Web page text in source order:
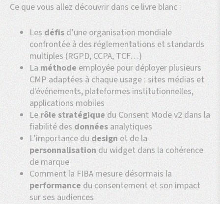
Ce que vous allez découvrir dans ce livre blanc :
Les défis d’une organisation mondiale
confrontée à des réglementations et standards
multiples (RGPD, CCPA, TCF…)
La méthode employée pour déployer plusieurs
CMP adaptées à chaque usage : sites médias et
d'événements, plateformes institutionnelles,
applications mobiles
Le rôle stratégique du Consent Mode v2 dans la
fiabilité des données analytiques
L’importance du design et de la
personnalisation du widget dans la cohérence
de marque
Comment la FIBA mesure désormais la
performance du consentement et son impact
sur ses audiences